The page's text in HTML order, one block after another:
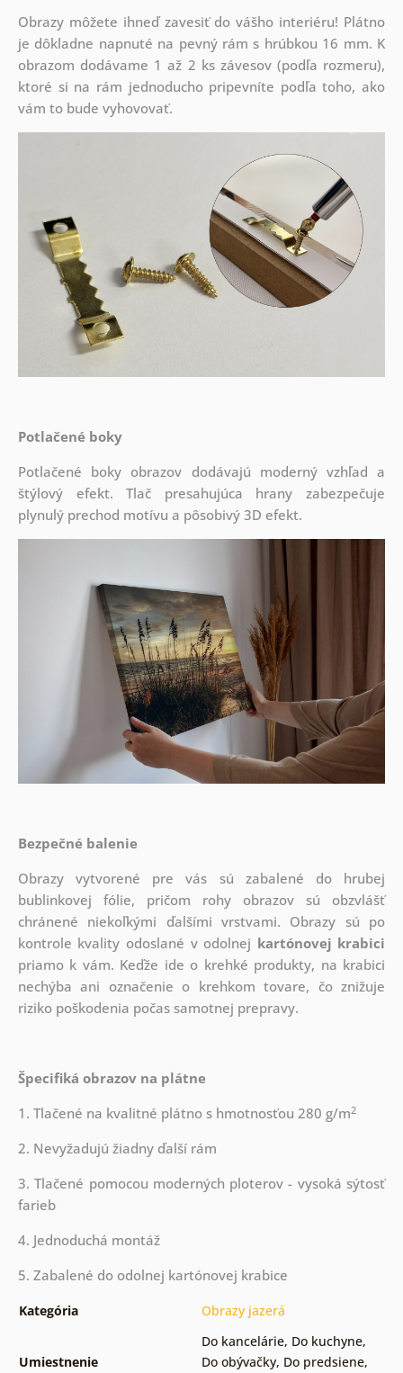
Obrazy môžete ihneď zavesiť do vášho interiéru! Plátno
je dôkladne napnuté na pevný rám s hrúbkou 16 mm. K
obrazom dodávame 1 až 2 ks závesov (podľa rozmeru),
ktoré si na rám jednoducho pripevníte podľa toho, ako
vám to bude vyhovovať.
Potlačené boky
Potlačené boky obrazov dodávajú moderný vzhľad a
štýlový efekt. Tlač presahujúca hrany zabezpečuje
plynulý prechod motívu a pôsobivý 3D efekt.
Bezpečné balenie
Obrazy vytvorené pre vás sú zabalené do hrubej
bublinkovej fólie, pričom rohy obrazov sú obzvlášť
chránené niekoľkými ďalšími vrstvami. Obrazy sú po
kontrole kvality odoslané v odolnej kartónovej krabici
priamo k vám. Keďže ide o krehké produkty, na krabici
nechýba ani označenie o krehkom tovare, čo znižuje
riziko poškodenia počas samotnej prepravy.
Špecifiká obrazov na plátne
1. Tlačené na kvalitné plátno s hmotnosťou 280 g/m2
2. Nevyžadujú žiadny ďalší rám
3. Tlačené pomocou moderných ploterov - vysoká sýtosť
farieb
4. Jednoduchá montáž
5. Zabalené do odolnej kartónovej krabice
Kategória Obrazy jazerá
Umiestnenie
Do kancelárie, Do kuchyne,
Do obývačky, Do predsiene,